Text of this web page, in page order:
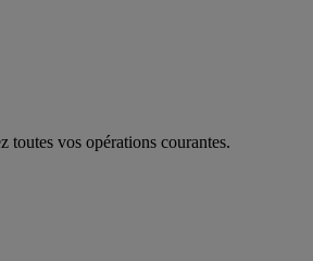
toutes vos opérations courantes.